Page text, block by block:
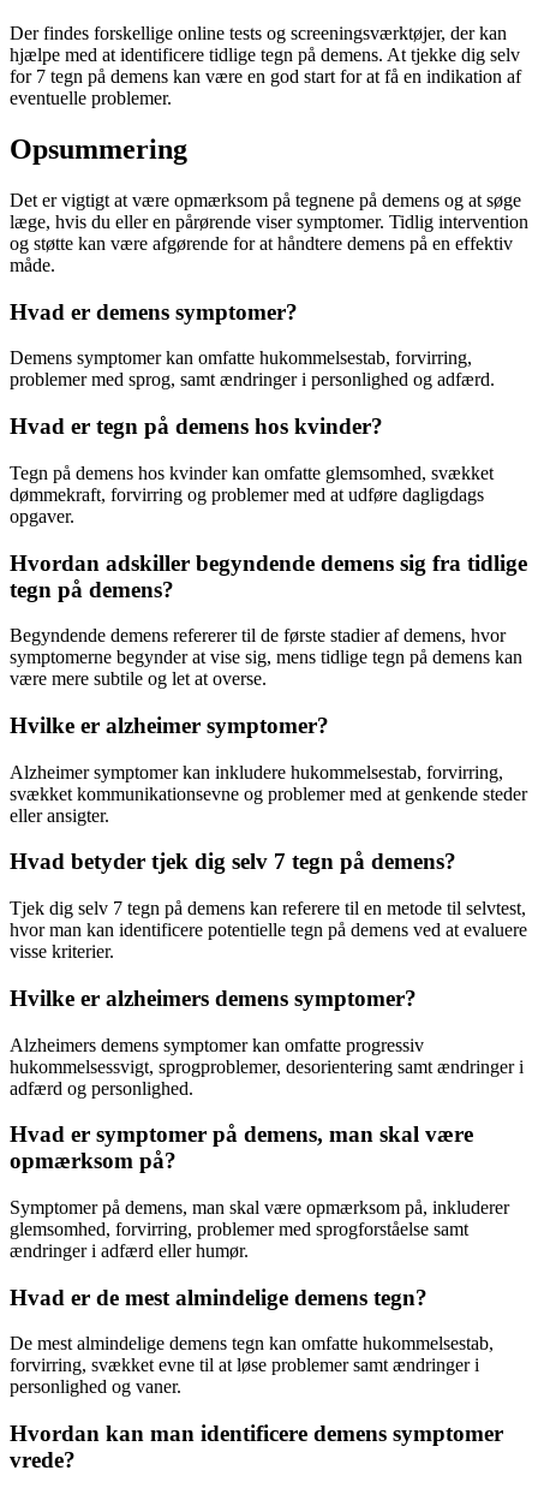
Der findes forskellige online tests og screeningsværktøjer, der kan
hjælpe med at identificere tidlige tegn på demens. At tjekke dig selv
for 7 tegn på demens kan være en god start for at få en indikation af
eventuelle problemer.
Opsummering
Det er vigtigt at være opmærksom på tegnene på demens og at søge
læge, hvis du eller en pårørende viser symptomer. Tidlig intervention
og støtte kan være afgørende for at håndtere demens på en effektiv
måde.
Hvad er demens symptomer?
Demens symptomer kan omfatte hukommelsestab, forvirring,
problemer med sprog, samt ændringer i personlighed og adfærd.
Hvad er tegn på demens hos kvinder?
Tegn på demens hos kvinder kan omfatte glemsomhed, svækket
dømmekraft, forvirring og problemer med at udføre dagligdags
opgaver.
Hvordan adskiller begyndende demens sig fra tidlige
tegn på demens?
Begyndende demens refererer til de første stadier af demens, hvor
symptomerne begynder at vise sig, mens tidlige tegn på demens kan
være mere subtile og let at overse.
Hvilke er alzheimer symptomer?
Alzheimer symptomer kan inkludere hukommelsestab, forvirring,
svækket kommunikationsevne og problemer med at genkende steder
eller ansigter.
Hvad betyder tjek dig selv 7 tegn på demens?
Tjek dig selv 7 tegn på demens kan referere til en metode til selvtest,
hvor man kan identificere potentielle tegn på demens ved at evaluere
visse kriterier.
Hvilke er alzheimers demens symptomer?
Alzheimers demens symptomer kan omfatte progressiv
hukommelsessvigt, sprogproblemer, desorientering samt ændringer i
adfærd og personlighed.
Hvad er symptomer på demens, man skal være
opmærksom på?
Symptomer på demens, man skal være opmærksom på, inkluderer
glemsomhed, forvirring, problemer med sprogforståelse samt
ændringer i adfærd eller humør.
Hvad er de mest almindelige demens tegn?
De mest almindelige demens tegn kan omfatte hukommelsestab,
forvirring, svækket evne til at løse problemer samt ændringer i
personlighed og vaner.
Hvordan kan man identificere demens symptomer
vrede?